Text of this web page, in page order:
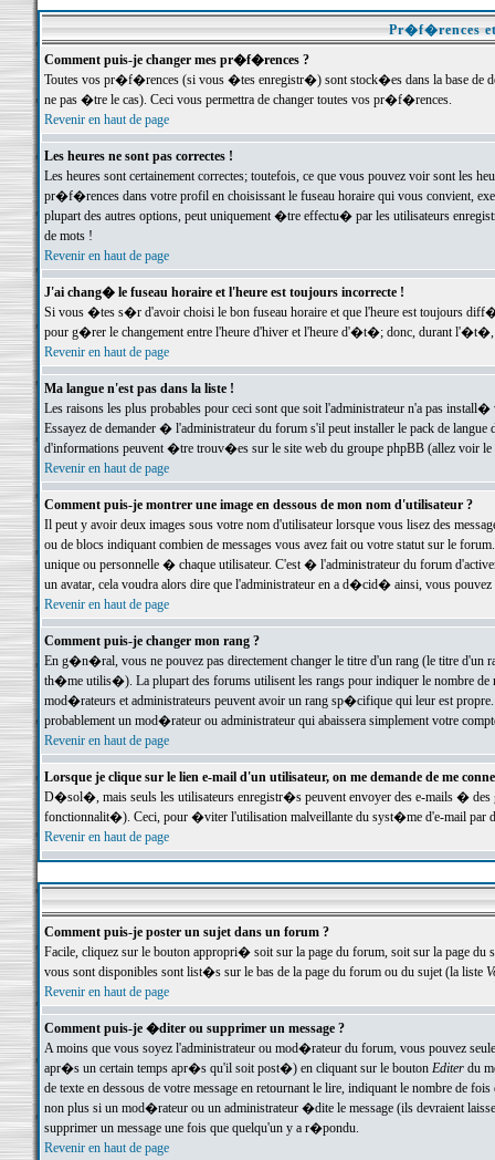
Pr�f�rences
Comment puis-je changer mes pr�f�rences ?
Toutes vos pr�f�rences (si vous �tes enregistr�) sont stock�es dans la base de
ne pas �tre le cas). Ceci vous permettra de changer toutes vos pr�f�rences.
Revenir en haut de page
Les heures ne sont pas correctes !
Les heures sont certainement correctes; toutefois, ce que vous pouvez voir sont
pr�f�rences dans votre profil en choisissant le fuseau horaire qui vous convient,
plupart des autres options, peut uniquement �tre effectu� par les utilisateurs
de mots !
Revenir en haut de page
J'ai chang� le fuseau horaire et l'heure est toujours incorrecte !
Si vous �tes s�r d'avoir choisi le bon fuseau horaire et que l'heure est toujours
pour g�rer le changement entre l'heure d'hiver et l'heure d'�t�; donc, durant
Revenir en haut de page
Ma langue n'est pas dans la liste !
Les raisons les plus probables pour ceci sont que soit l'administrateur n'a pas
Essayez de demander � l'administrateur du forum s'il peut installer le pack de
d'informations peuvent �tre trouv�es sur le site web du groupe phpBB (allez voir le
Revenir en haut de page
Comment puis-je montrer une image en dessous de mon nom d'utilisateur ?
Il peut y avoir deux images sous votre nom d'utilisateur lorsque vous lisez des
ou de blocs indiquant combien de messages vous avez fait ou votre statut sur le
unique ou personnelle � chaque utilisateur. C'est � l'administrateur du forum
un avatar, cela voudra alors dire que l'administrateur en a d�cid� ainsi, vous
Revenir en haut de page
Comment puis-je changer mon rang ?
En g�n�ral, vous ne pouvez pas directement changer le titre d'un rang (le titre d'un
th�me utilis�). La plupart des forums utilisent les rangs pour indiquer le nombre de
mod�rateurs et administrateurs peuvent avoir un rang sp�cifique qui leur est
probablement un mod�rateur ou administrateur qui abaissera simplement votre
Revenir en haut de page
Lorsque je clique sur le lien e-mail d'un utilisateur, on me demande de me
D�sol�, mais seuls les utilisateurs enregistr�s peuvent envoyer des e-mails �
fonctionnalit�). Ceci, pour �viter l'utilisation malveillante du syst�me d'e-mail par
Revenir en haut de page
Comment puis-je poster un sujet dans un forum ?
Facile, cliquez sur le bouton appropri� soit sur la page du forum, soit sur la page du
vous sont disponibles sont list�s sur le bas de la page du forum ou du sujet (la liste
Revenir en haut de page
Comment puis-je �diter ou supprimer un message ?
A moins que vous soyez l'administrateur ou mod�rateur du forum, vous pouvez
apr�s un certain temps apr�s qu'il soit post�) en cliquant sur le bouton Editerdu
de texte en dessous de votre message en retournant le lire, indiquant le nombre
non plus si un mod�rateur ou un administrateur �dite le message (ils devraient
supprimer un message une fois que quelqu'un y a r�pondu.
Revenir en haut de page